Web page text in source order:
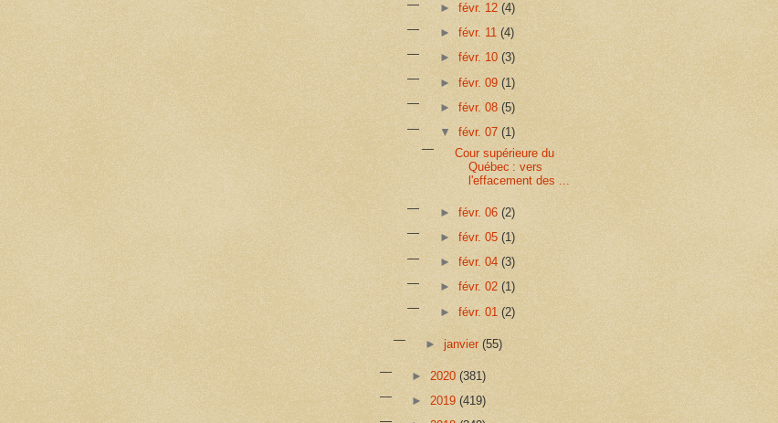
► févr. 12 (4)
► févr. 11 (4)
► févr. 10 (3)
► févr. 09 (1)
► févr. 08 (5)
▼ févr. 07 (1)
Cour supérieure du
Québec : vers
l'effacement des ...
► févr. 06 (2)
► févr. 05 (1)
► févr. 04 (3)
► févr. 02 (1)
► févr. 01 (2)
►janvier(55)
► 2020 (381)
► 2019 (419)